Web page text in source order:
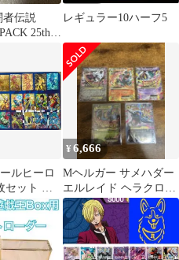
伝説
25th
レギュラー10ハーフ5
ルヒーロ
ット ベ
空 フリーザ
トランク
ウラ ジ
ランクス:
¥6,666
Mヘルガー サメハダー
エルレイド ヘラクロス
ボスゴドラ ex rr xy